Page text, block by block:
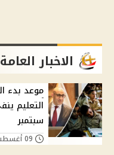
الاخبار العامة
سبتمبر